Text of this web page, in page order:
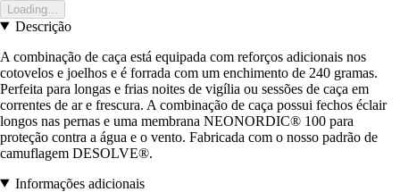
Loading...
Descrição
A combinação de caça está equipada com reforços adicionais nos
cotovelos e joelhos e é forrada com um enchimento de 240 gramas.
Perfeita para longas e frias noites de vigília ou sessões de caça em
correntes de ar e frescura. A combinação de caça possui fechos éclair
longos nas pernas e uma membrana NEONORDIC® 100 para
proteção contra a água e o vento. Fabricada com o nosso padrão de
camuflagem DESOLVE®.
Informações adicionais